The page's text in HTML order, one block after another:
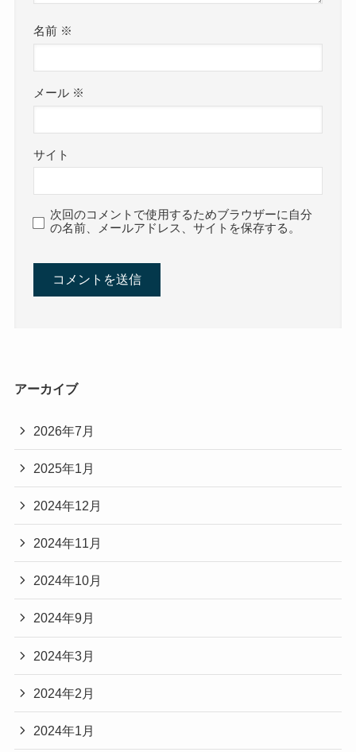
名前 ※
メール ※
サイト
次回のコメントで使用するためブラウザーに自分
の名前、メールアドレス、サイトを保存する。
アーカイブ
2026年7月
2025年1月
2024年12月
2024年11月
2024年10月
2024年9月
2024年3月
2024年2月
2024年1月